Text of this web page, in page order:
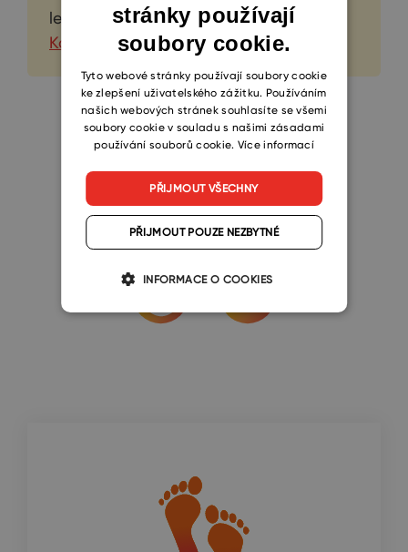
lepší
Profesionální e-mail/
Korespondence Word .
Pomohl Vám článek?
ENGLISH
CZECH
SLOVAK
stránky používají
soubory cookie.
Tyto webové stránky používají soubory cookie
ke zlepšení uživatelského zážitku. Používáním
našich webových stránek souhlasíte se všemi
soubory cookie v souladu s našimi zásadami
používání souborů cookie. Více informací
PŘIJMOUT VŠECHNY
PŘIJMOUT POUZE NEZBYTNÉ
INFORMACE O COOKIES